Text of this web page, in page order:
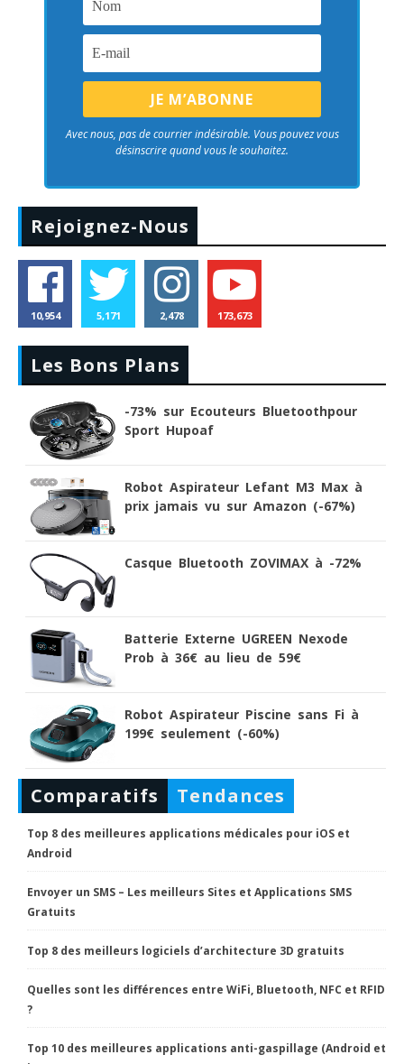
Avec nous, pas de courrier indésirable. Vous pouvez vous
désinscrire quand vous le souhaitez.
Rejoignez-Nous
10,954 5,171 2,478 173,673
Les Bons Plans
-73% sur Ecouteurs Bluetoothpour
Sport Hupoaf
Robot Aspirateur Lefant M3 Max à
prix jamais vu sur Amazon (-67%)
Casque Bluetooth ZOVIMAX à -72%
Batterie Externe UGREEN Nexode
Prob à 36€ au lieu de 59€
Robot Aspirateur Piscine sans Fi à
199€ seulement (-60%)
Comparatifs Tendances
Top 8 des meilleures applications médicales pour iOS et
Android
Envoyer un SMS – Les meilleurs Sites et Applications SMS
Gratuits
Top 8 des meilleurs logiciels d’architecture 3D gratuits
Quelles sont les différences entre WiFi, Bluetooth, NFC et RFID
?
Top 10 des meilleures applications anti-gaspillage (Android et